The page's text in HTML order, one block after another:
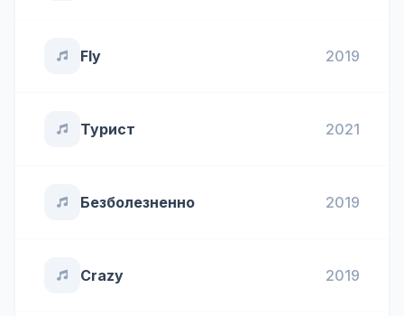
Fly 2019
Турист 2021
Безболезненно 2019
Crazy 2019